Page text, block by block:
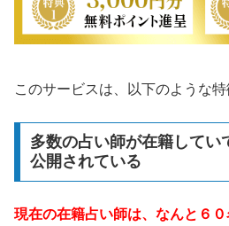
このサービスは、以下のような特
多数の占い師が在籍してい
公開されている
現在の在籍占い師は、なんと６０